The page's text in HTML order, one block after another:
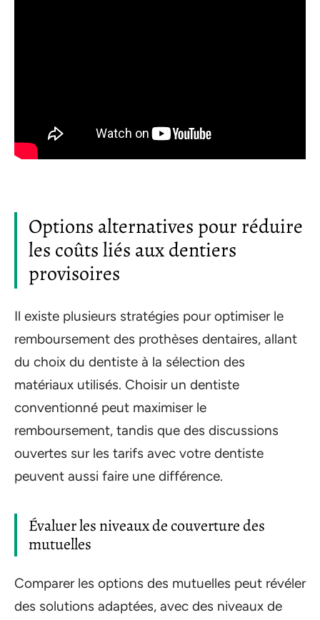
Options alternatives pour réduire
les coûts liés aux dentiers
provisoires
Il existe plusieurs stratégies pour optimiser le
remboursement des prothèses dentaires, allant
du choix du dentiste à la sélection des
matériaux utilisés. Choisir un dentiste
conventionné peut maximiser le
remboursement, tandis que des discussions
ouvertes sur les tarifs avec votre dentiste
peuvent aussi faire une différence.
Évaluer les niveaux de couverture des
mutuelles
Comparer les options des mutuelles peut révéler
des solutions adaptées, avec des niveaux de